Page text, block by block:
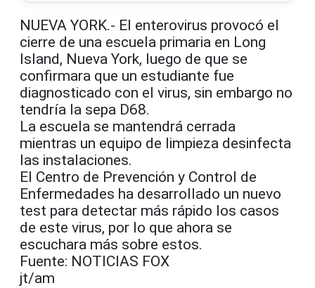
NUEVA YORK.- El enterovirus provocó el
cierre de una escuela primaria en Long
Island, Nueva York, luego de que se
confirmara que un estudiante fue
diagnosticado con el virus, sin embargo no
tendría la sepa D68.
La escuela se mantendrá cerrada
mientras un equipo de limpieza desinfecta
las instalaciones.
El Centro de Prevención y Control de
Enfermedades ha desarrollado un nuevo
test para detectar más rápido los casos
de este virus, por lo que ahora se
escuchara más sobre estos.
Fuente: NOTICIAS FOX
jt/am